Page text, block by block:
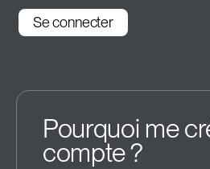
Se connecter
Pourquoi me
compte ?